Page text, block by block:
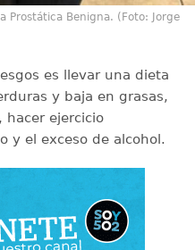
Prostática Benigna. (Foto: Jorge
es llevar una dieta
y baja en grasas,
hacer ejercicio
y el exceso de alcohol.